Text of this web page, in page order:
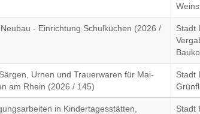
- Einrichtung Schulküchen (2026 /
Stadt
Urnen und Trauerwaren für Mai-
am Rhein (2026 / 145)
Stadt
in Kindertagesstätten,
Stadt